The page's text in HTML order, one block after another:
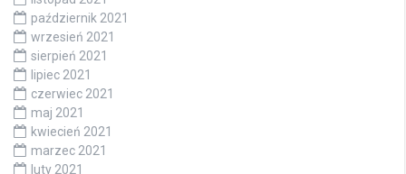
październik 2021
wrzesień 2021
sierpień 2021
lipiec 2021
czerwiec 2021
maj 2021
kwiecień 2021
marzec 2021
luty 2021